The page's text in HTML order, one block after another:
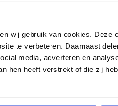
wij gebruik van cookies. Deze
te verbeteren. Daarnaast
media, adverteren en
hen heeft verstrekt of die zij
Jan
<